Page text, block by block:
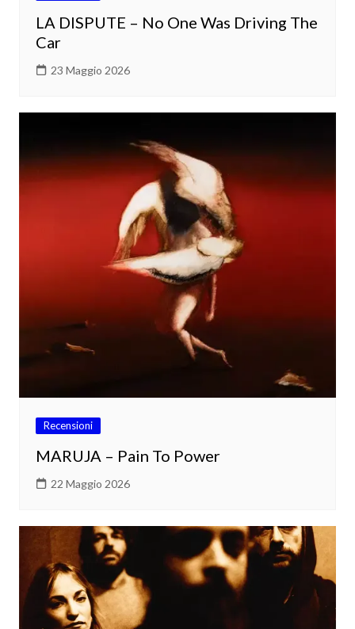
LA DISPUTE – No One Was Driving The
Car
23 Maggio 2026
Recensioni
MARUJA – Pain To Power
22 Maggio 2026